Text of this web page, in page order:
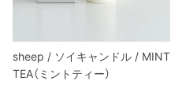
sheep / ソイキャンドル / MINT
TEA（ミントティー）